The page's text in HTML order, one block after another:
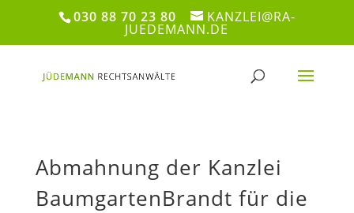
030 88 70 23 80 KANZLEI@RA-
JUEDEMANN.DE
Abmahnung der Kanzlei
BaumgartenBrandt für die